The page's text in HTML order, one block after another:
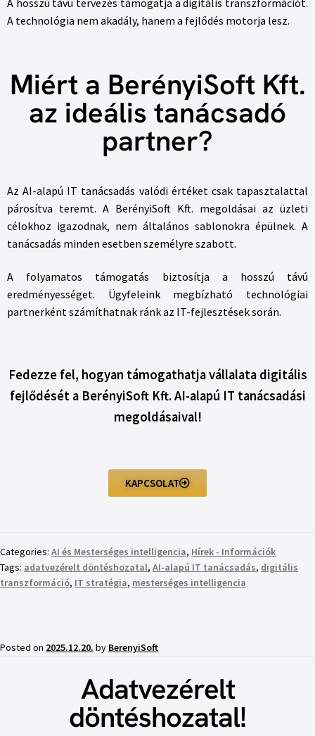
A technológia nem akadály, hanem a fejlődés motorja lesz.
Miért a BerényiSoft Kft.
az ideális tanácsadó
partner?
Az AI-alapú IT tanácsadás valódi értéket csak tapasztalattal
párosítva teremt. A BerényiSoft Kft. megoldásai az üzleti
célokhoz igazodnak, nem általános sablonokra épülnek. A
tanácsadás minden esetben személyre szabott.
A folyamatos támogatás biztosítja a hosszú távú
eredményességet. Ügyfeleink megbízható technológiai
partnerként számíthatnak ránk az IT-fejlesztések során.
Fedezze fel, hogyan támogathatja vállalata digitális
fejlődését a BerényiSoft Kft. AI-alapú IT tanácsadási
megoldásaival!
KAPCSOLAT
Categories: AI és Mesterséges intelligencia, Hírek - Információk
Tags: adatvezérelt döntéshozatal, AI-alapú IT tanácsadás, digitális
transzformáció, IT stratégia, mesterséges intelligencia
Posted on 2025.12.20. by BerenyiSoft
Adatvezérelt
döntéshozatal!